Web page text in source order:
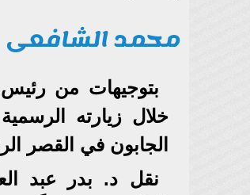
محمد الشافعى
بتوجيهات من رئيس
خلال زيارته
الجابون في القصر
نقل د. بدر عبد